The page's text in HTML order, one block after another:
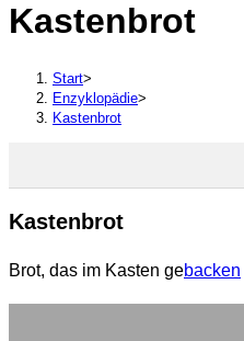
durchsuchen
Kastenbrot
Start>
Enzyklopädie>
Kastenbrot
Kastenbrot
Brot, das im Kasten gebacken